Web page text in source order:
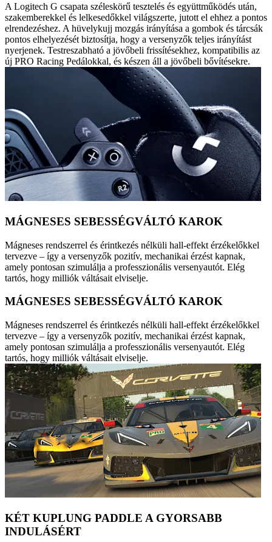
A Logitech G csapata széleskörű tesztelés és együttműködés után,
szakemberekkel és lelkesedőkkel világszerte, jutott el ehhez a pontos
elrendezéshez. A hüvelykujj mozgás irányítása a gombok és tárcsák
pontos elhelyezését biztosítja, hogy a versenyzők teljes irányítást
nyerjenek. Testreszabható a jövőbeli frissítésekhez, kompatibilis az
új PRO Racing Pedálokkal, és készen áll a jövőbeli bővítésekre.
MÁGNESES SEBESSÉGVÁLTÓ KAROK
Mágneses rendszerrel és érintkezés nélküli hall-effekt érzékelőkkel
tervezve – így a versenyzők pozitív, mechanikai érzést kapnak,
amely pontosan szimulálja a professzionális versenyautót. Elég
tartós, hogy milliók váltásait elviselje.
MÁGNESES SEBESSÉGVÁLTÓ KAROK
Mágneses rendszerrel és érintkezés nélküli hall-effekt érzékelőkkel
tervezve – így a versenyzők pozitív, mechanikai érzést kapnak,
amely pontosan szimulálja a professzionális versenyautót. Elég
tartós, hogy milliók váltásait elviselje.
KÉT KUPLUNG PADDLE A GYORSABB
INDULÁSÉRT